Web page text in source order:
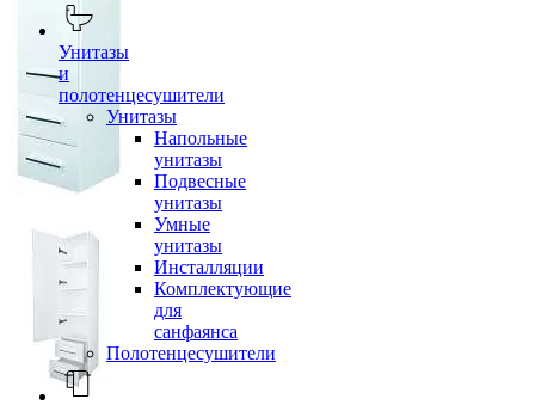
Унитазы
и
полотенцесушители
Унитазы
Напольные
унитазы
Подвесные
унитазы
Умные
унитазы
Инсталляции
Комплектующие
для
санфаянса
Полотенцесушители